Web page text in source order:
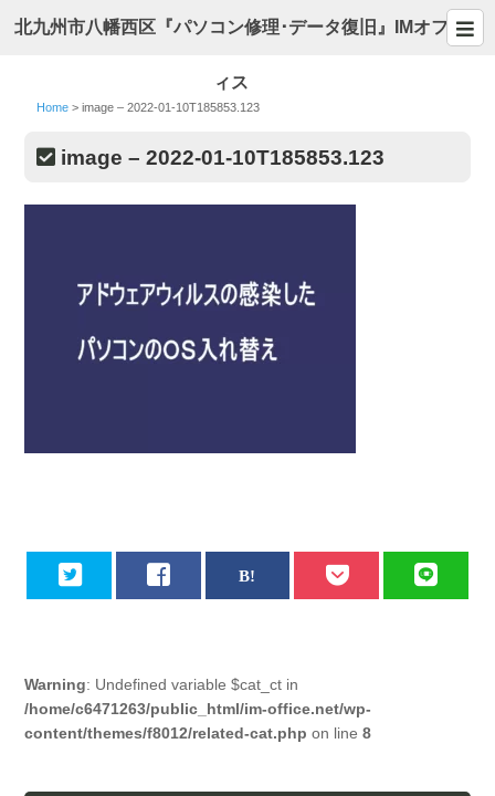
北九州市八幡西区『パソコン修理･データ復旧』IMオフ
ィス
Home >image – 2022-01-10T185853.123
image – 2022-01-10T185853.123
Warning: Undefined variable $cat_ct in
/home/c6471263/public_html/im-office.net/wp-
content/themes/f8012/related-cat.php on line8